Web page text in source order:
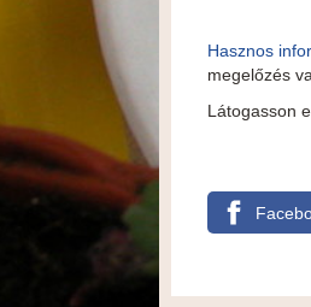
Hasznos
megelőzés
Látogasson